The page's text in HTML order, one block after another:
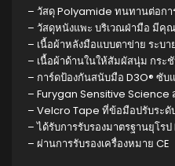
– วัสดุ Polyamide ทนทานต่อกา
– วัสดุหนังแพะ บริเวณฝ่ามือ มี
– เนื้อผ้าหลังมือแบบตาข่าย ระบ
– เนื้อผ้าด้านในให้สัมผัสนุ่ม กระ
– การ์ดป้องกันสนับมือ D3O® ซับ
– Furygan Sensitive
– Velcro Tape ที่ข้อมือปรับระดั
–ได้รับการรับรองมาตรฐานยุโรป
– ผ่านการรับรองเครื่องหมาย CE